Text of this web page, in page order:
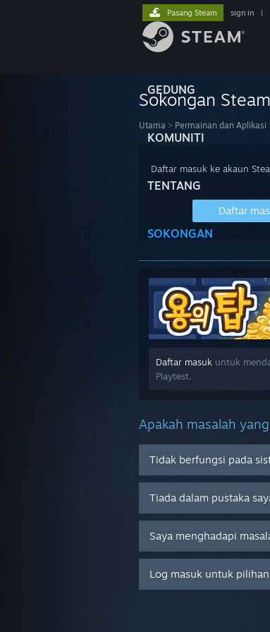
GEDUNG
KOMUNITI
TENTANG
SOKONGAN
Pasang Steam sign in
Sokongan Steam
Utama > Permainan dan Aplikasi
Daftar masuk ke akaun
Daftar
Daftar masuk untuk
Playtest.
Apakah masalah
Tidak berfungsi pada
Tiada dalam pustaka
Saya menghadapi
Log masuk untuk